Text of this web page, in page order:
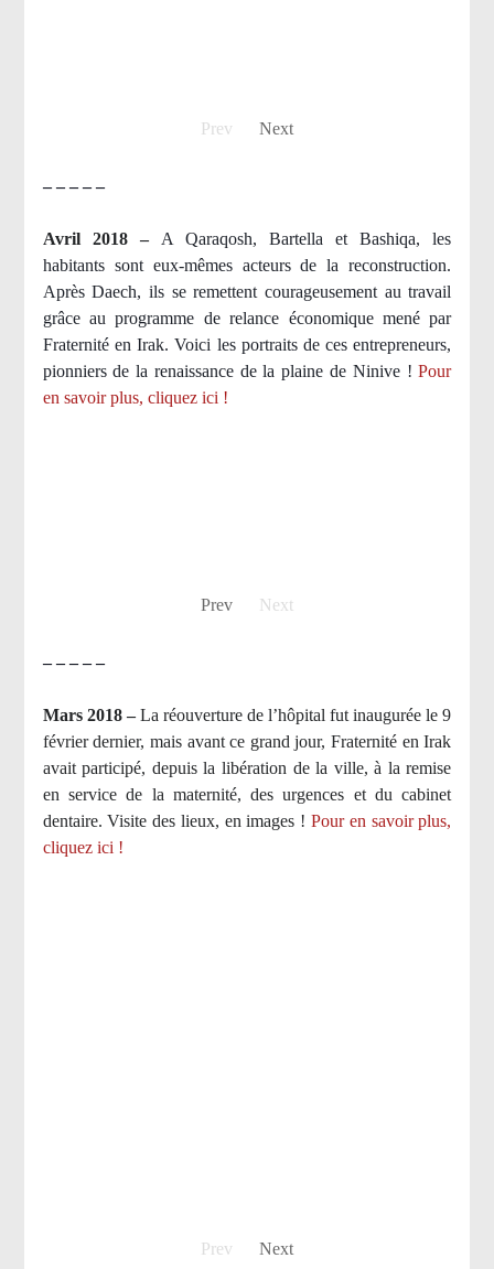
Prev Next
– – – – –
Avril 2018 – A Qaraqosh, Bartella et Bashiqa, les
habitants sont eux-mêmes acteurs de la reconstruction.
Après Daech, ils se remettent courageusement au travail
grâce au programme de relance économique mené par
Fraternité en Irak. Voici les portraits de ces entrepreneurs,
pionniers de la renaissance de la plaine de Ninive !Pour
en savoir plus, cliquez ici !
Prev Next
– – – – –
Mars 2018 –La réouverture de l’hôpital fut inaugurée le 9
février dernier, mais avant ce grand jour, Fraternité en Irak
avait participé, depuis la libération de la ville, à la remise
en service de la maternité, des urgences et du cabinet
dentaire. Visite des lieux, en images !Pour en savoir plus,
cliquez ici !
Prev Next